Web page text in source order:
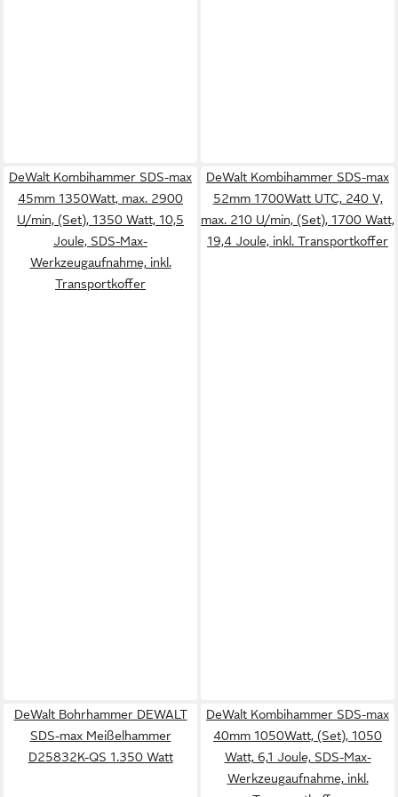
DeWalt Kombihammer SDS-max
45mm 1350Watt, max. 2900
U/min, (Set), 1350 Watt, 10,5
Joule, SDS-Max-
Werkzeugaufnahme, inkl.
Transportkoffer
DeWalt Kombihammer SDS-max
52mm 1700Watt UTC, 240 V,
max. 210 U/min, (Set), 1700 Watt,
19,4 Joule, inkl. Transportkoffer
DeWalt Bohrhammer DEWALT
SDS-max Meißelhammer
D25832K-QS 1.350 Watt
DeWalt Kombihammer SDS-max
40mm 1050Watt, (Set), 1050
Watt, 6,1 Joule, SDS-Max-
Werkzeugaufnahme, inkl.